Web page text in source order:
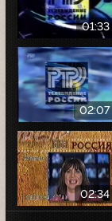
01:33
02:07
02:34